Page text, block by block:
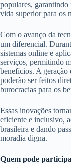
populares, garantindo
vida superior para os
Com o avanço da
um diferencial.
sistemas online e
serviços, permitindo
benefícios. A geração
poderão ser feitos
burocracias para os
Essas inovações
eficiente e inclusivo,
brasileira e dando
moradia digna.
Quem pode